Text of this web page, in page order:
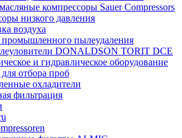
компрессоры Sauer Compressors
низкого давления
воздуха
пылеудаления
DONALDSON TORIT DCE
и гидравлическое оборудование
отбора проб
охладители
фильтрация